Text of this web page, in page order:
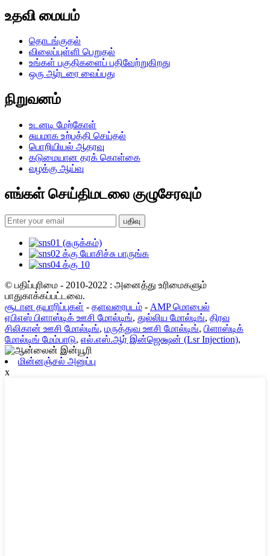
உதவி மையம்
தொடங்குதல்
விலைப்புள்ளி பெறுதல்
உங்கள் பகுதிகளைப் பதிவேற்றுகிறது
ஒரு ஆர்டரை வைப்பது
நிறுவனம்
உடனடி மேற்கோள்
சுயமாக உற்பத்தி செய்தல்
பொறியியல் ஆதரவு
கடுமையான தரக் கொள்கை
வழக்கு ஆய்வு
எங்கள் செய்திமடலை குழுசேரவும்
பதிவு
© பதிப்புரிமை - 2010-2022 : அனைத்து உரிமைகளும்
பாதுகாக்கப்பட்டவை.
சூடான தயாரிப்புகள் - தளவரைபடம் - AMP மொபைல்
ஏபிஎஸ் பிளாஸ்டிக் ஊசி மோல்டிங், துல்லிய மோல்டிங், திரவ
சிலிகான் ஊசி மோல்டிங், மருத்துவ ஊசி மோல்டிங், பிளாஸ்டிக்
மோல்டிங் மேம்பாடு, எல்.எஸ்.ஆர் இன்ஜெக்ஷன் (Lsr Injection),
மின்னஞ்சல் அனுப்பு
x